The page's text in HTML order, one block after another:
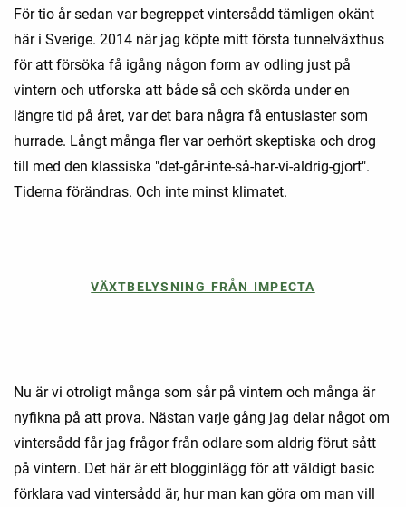
För tio år sedan var begreppet vintersådd tämligen okänt
här i Sverige. 2014 när jag köpte mitt första tunnelväxthus
för att försöka få igång någon form av odling just på
vintern och utforska att både så och skörda under en
längre tid på året, var det bara några få entusiaster som
hurrade. Långt många fler var oerhört skeptiska och drog
till med den klassiska "det-går-inte-så-har-vi-aldrig-gjort".
Tiderna förändras. Och inte minst klimatet.
VÄXTBELYSNING FRÅN IMPECTA
Nu är vi otroligt många som sår på vintern och många är
nyfikna på att prova. Nästan varje gång jag delar något om
vintersådd får jag frågor från odlare som aldrig förut sått
på vintern. Det här är ett blogginlägg för att väldigt basic
förklara vad vintersådd är, hur man kan göra om man vill